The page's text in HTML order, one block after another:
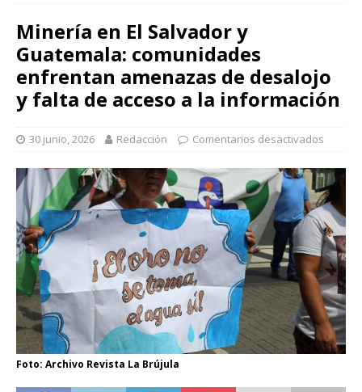
Minería en El Salvador y
Guatemala: comunidades
enfrentan amenazas de desalojo
y falta de acceso a la información
30 junio, 2026 Redacción Comentarios desactivados
Foto: Archivo Revista La Brújula